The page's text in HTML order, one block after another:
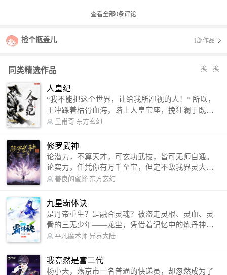
查看全部0条评论
捡个瓶盖儿 1部作品
同类精选作品 换一换
人皇纪
“我不能把这个世界，让给我所鄙视的人！” 所以，
王冲踩着枯骨血海，踏上人皇宝座，挽狂澜于既
倒，扶大厦之将倾，成就了一段无上的传说！ 微信
微博：皇甫奇（地址：http://weibo.com/u/25284575
87） QQ交流群：320238210【普通群】 574501330
【VIP订阅群】 欢迎大家关注。
皇甫奇 东方玄幻
修罗武神
论潜力，不算天才，可玄功武技，皆可无师自通。
论实力，任凭你有万千至宝，但定不敌我界灵大
军。 我是谁？天下众生视我为修罗，却不知，我以
信公众号：善良的蜜蜂后援会）
善良的蜜蜂 东方玄幻
九星霸体诀
是丹帝重生？是融合灵魂？被盗走灵根、灵血、灵
骨的三无少年——龙尘，凭借着记忆中的炼丹神
术，修行神秘功法九星霸体诀，拨开重重迷雾，解
勾搭各色美女，镇压恶鬼邪神。 江湖传闻：龙
尘一到，地吼天啸。龙尘一出，鬼泣神哭。 本
平凡魔术师 异界大陆
我竟然是富二代
杨小天，燕京市一名普通的快递员，却忽然成为了